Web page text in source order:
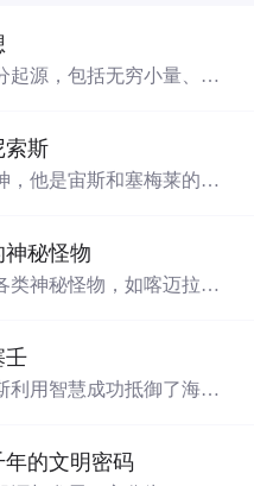
起源，包括无穷小量、极
物学和计算机科学中的
索斯
，他是宙斯和塞梅莱的儿
四处旅行，随行的狂热
歌唱而闻名。狄俄尼索
秘怪物
类神秘怪物，如喀迈拉、
勇气、命运与道德的理
壬
利用智慧成功抵御了海妖
过塞壬岛。
年的文明密码